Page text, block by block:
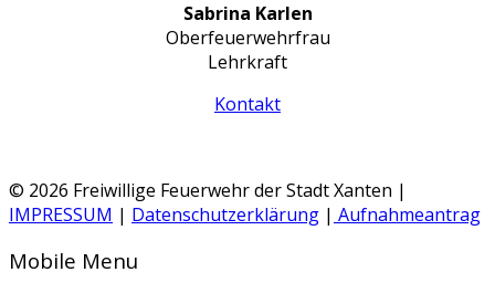
Sabrina Karlen
Oberfeuerwehrfrau
Lehrkraft
Kontakt
© 2026 Freiwillige Feuerwehr der Stadt Xanten |
IMPRESSUM | Datenschutzerklärung | Aufnahmeantrag
Mobile Menu